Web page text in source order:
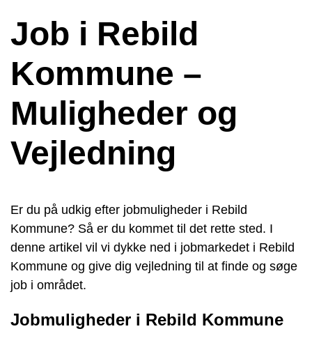
Job i Rebild
Kommune –
Muligheder og
Vejledning
Er du på udkig efter jobmuligheder i Rebild
Kommune? Så er du kommet til det rette sted. I
denne artikel vil vi dykke ned i jobmarkedet i Rebild
Kommune og give dig vejledning til at finde og søge
job i området.
Jobmuligheder i Rebild Kommune